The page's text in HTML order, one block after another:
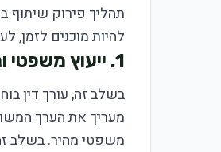
תהליך פירוק שיתוף
להיות מוכנים לזמן,
1. ייעוץ משפטי וניתוח מצב התחלתי
בשלב זה, עורך דין
מעריך את הערך
משפטי מהיר. בשלב